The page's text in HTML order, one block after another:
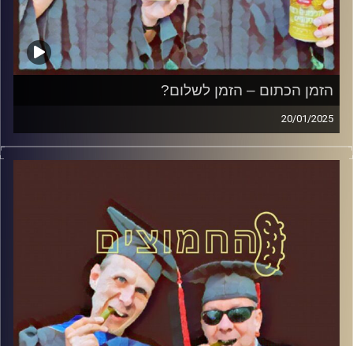
הזמן הכתום – הזמן לשלום?
20/01/2025
המערכת הפוליטית על ספת הפסיכולוג, עם פרופסור בועז בן-
דוד ופרופסור גלעד הירשברגר
קרדיט תמונות:AudioVersity